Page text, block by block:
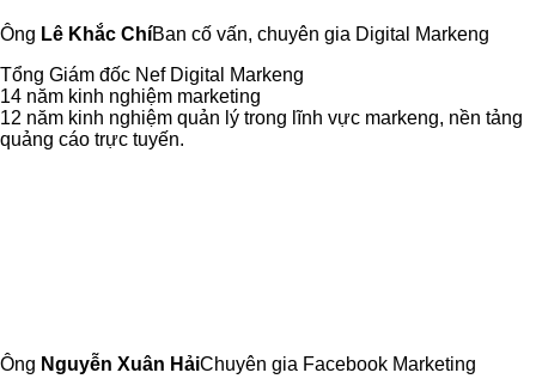
Ông Lê Khắc ChíBan cố vấn, chuyên gia Digital Markeng
Tổng Giám đốc Nef Digital Markeng
14 năm kinh nghiệm marketing
12 năm kinh nghiệm quản lý trong lĩnh vực markeng, nền tảng
quảng cáo trực tuyến.
Ông Nguyễn Xuân HảiChuyên gia Facebook Marketing